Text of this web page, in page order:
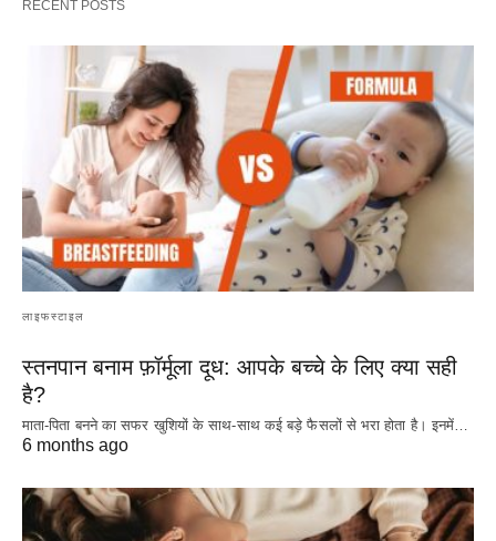
RECENT POSTS
लाइफस्टाइल
स्तनपान बनाम फ़ॉर्मूला दूध: आपके बच्चे के लिए क्या सही
है?
माता-पिता बनने का सफर खुशियों के साथ-साथ कई बड़े फैसलों से भरा होता है। इनमें…
6 months ago